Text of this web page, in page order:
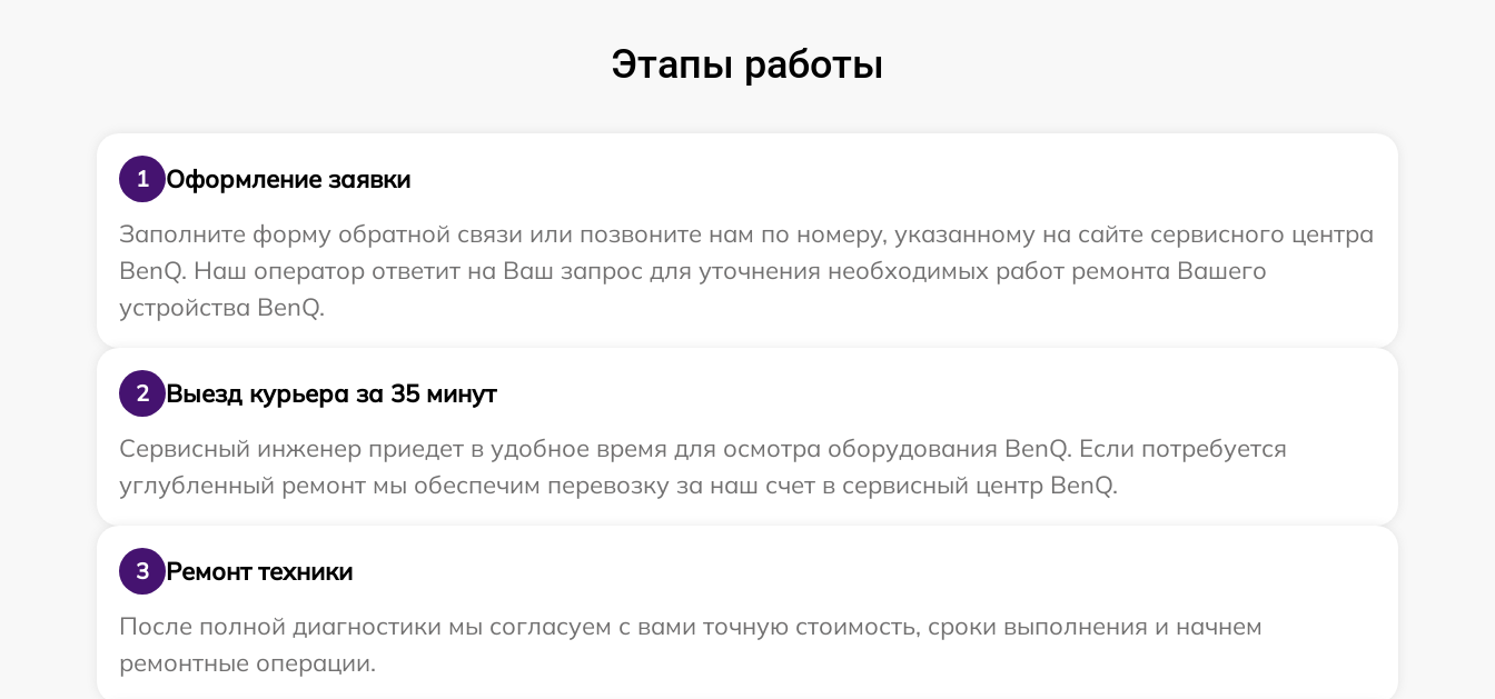
Этапы работы
1
Оформление заявки
Заполните форму обратной связи или позвоните нам по номеру, указанному на сайте сервисного центра
BenQ. Наш оператор ответит на Ваш запрос для уточнения необходимых работ ремонта Вашего
устройства BenQ.
2
Выезд курьера за 35 минут
Сервисный инженер приедет в удобное время для осмотра оборудования BenQ. Если потребуется
углубленный ремонт мы обеспечим перевозку за наш счет в сервисный центр BenQ.
3
Ремонт техники
После полной диагностики мы согласуем с вами точную стоимость, сроки выполнения и начнем
ремонтные операции.